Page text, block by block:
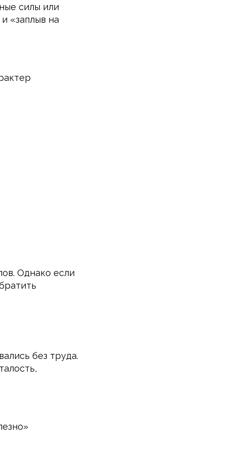
силы или
«заплыв на
Однако если
без труда.